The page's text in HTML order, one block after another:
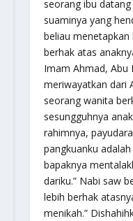
seorang ibu
suaminya yang
beliau
berhak atas
Imam Ahmad, Abu
meriwayatkan dari
seorang wanita
sesungguhnya
rahimnya,
pangkuanku
bapaknya
dariku.” Nabi saw
lebih berhak
menikah.”